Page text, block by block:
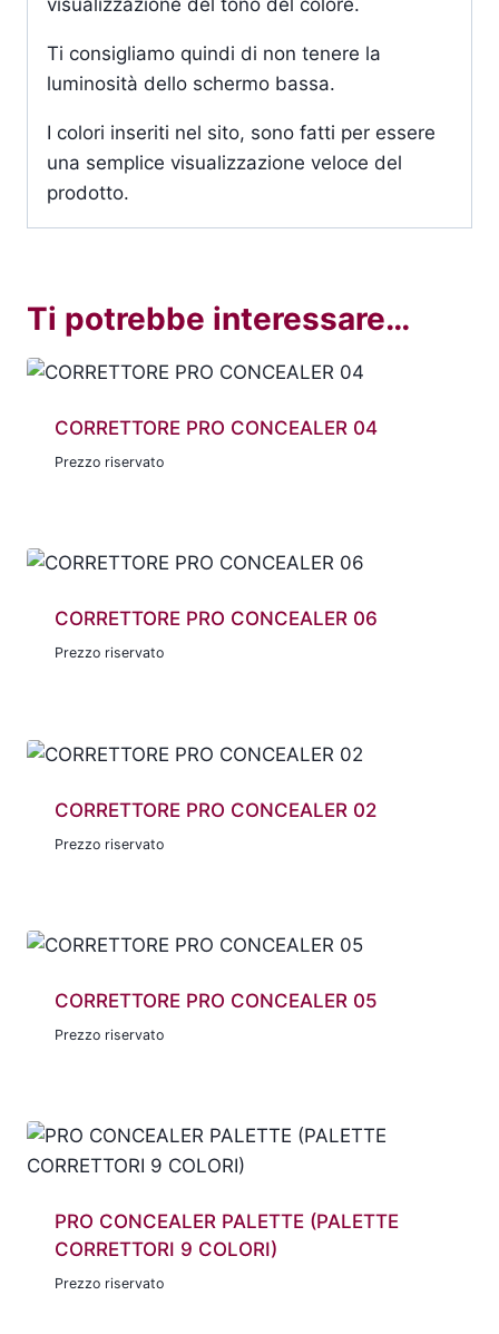
visualizzazione del tono del colore.
Ti consigliamo quindi di non tenere la
luminosità dello schermo bassa.
I colori inseriti nel sito, sono fatti per essere
una semplice visualizzazione veloce del
prodotto.
Ti potrebbe interessare…
CORRETTORE PRO CONCEALER 04
Prezzo riservato
CORRETTORE PRO CONCEALER 06
Prezzo riservato
CORRETTORE PRO CONCEALER 02
Prezzo riservato
CORRETTORE PRO CONCEALER 05
Prezzo riservato
PRO CONCEALER PALETTE (PALETTE
CORRETTORI 9 COLORI)
Prezzo riservato